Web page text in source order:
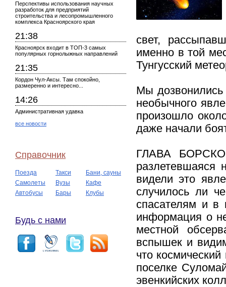
Перспективы использования научных
разработок для предприятий
строительства и лесопромышленного
комплекса Красноярского края
21:38
Красноярск входит в ТОП-3 самых
популярных горнолыжных направлений
21:35
Кордон Чул-Аксы. Там спокойно,
размеренно и интересно...
14:26
Административная удавка
все новости
Справочник
Поезда Такси
Бани, сауны
Самолеты
Вузы
Кафе
Автобусы
Бары Клубы
Будь с нами
свет,
именно в той
Тунгусский
Мы дозвонились
необычного
произошло
даже начали
ГЛАВА
видели это
случилось ли
спасателям и в
информация о
местной
вспышек и
что
поселке
эвенкийских